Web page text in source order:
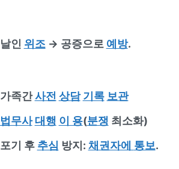
날인 위조 → 공증으로 예방.
가족간사전 상담 기록 보관
법무사 대행 이 용(분쟁 최소화)
포기 후 추심 방지: 채권자에 통보.